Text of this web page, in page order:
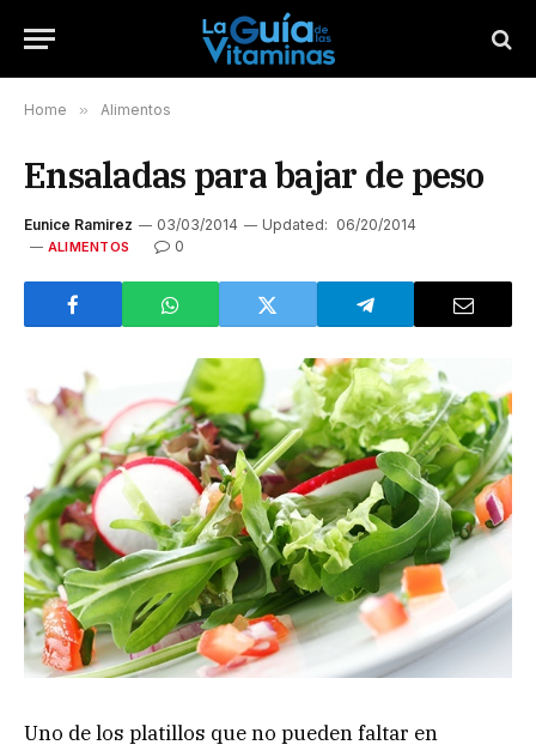
Home » Alimentos
Ensaladas para bajar de peso
Eunice Ramirez 03/03/2014 Updated: 06/20/2014
ALIMENTOS 0
Uno de los platillos que no pueden faltar en